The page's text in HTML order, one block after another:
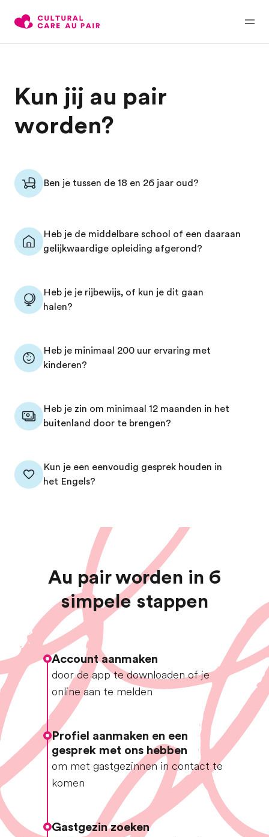
Kun jij au pair
worden?
Ben je tussen de 18 en 26 jaar oud?
Heb je de middelbare school of een daaraan
gelijkwaardige opleiding afgerond?
Heb je je rijbewijs, of kun je dit gaan
halen?
Heb je minimaal 200 uur ervaring met
kinderen?
Heb je zin om minimaal 12 maanden in het
buitenland door te brengen?
Kun je een eenvoudig gesprek houden in
het Engels?
Au pair worden in 6
simpele stappen
Account aanmaken
door de app te downloaden of je
online aan te melden
Profiel aanmaken en een
gesprek met ons hebben
om met gastgezinnen in contact te
komen
Gastgezin zoeken